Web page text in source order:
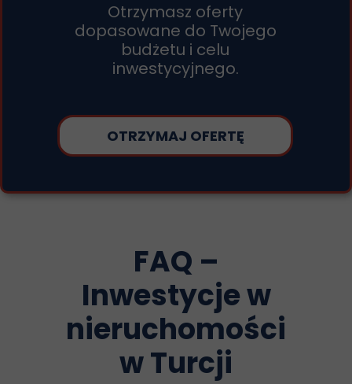
FAQ –
Inwestycje w
nieruchomości
w Turcji
Otrzymasz oferty
dopasowane do Twojego
budżetu i celu
inwestycyjnego.
OTRZYMAJ OFERTĘ